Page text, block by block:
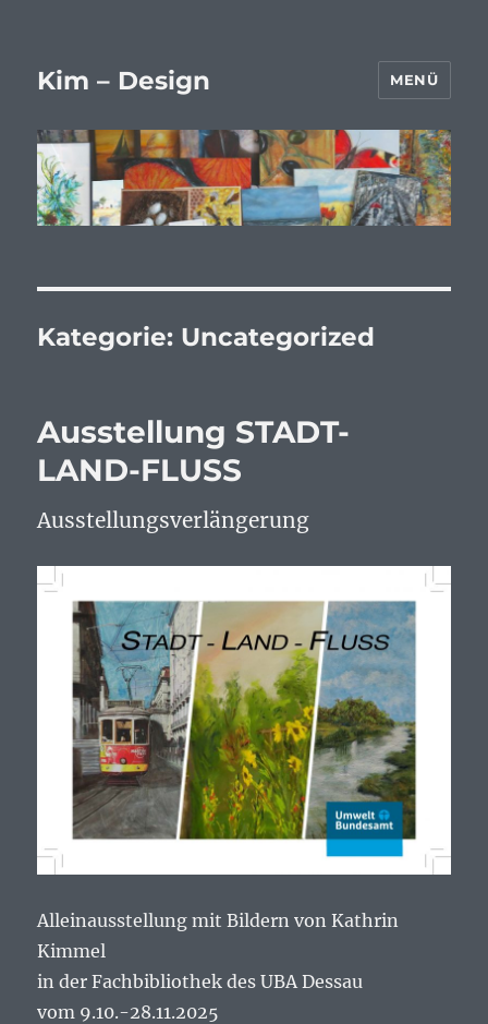
Kim – Design MENÜ
Kategorie: Uncategorized
Ausstellung STADT-
LAND-FLUSS
Ausstellungsverlängerung
Alleinausstellung mit Bildern von Kathrin
Kimmel
in der Fachbibliothek des UBA Dessau
vom 9.10.-28.11.2025